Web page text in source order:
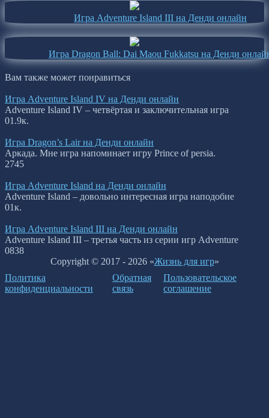
Игра Adventure Island III на Денди онлайн
Игра Dragon Ball: Dai Maou Fukkatsu на Денди
Вам также может понравиться
Игра Adventure Island IV на Денди онлайн
Adventure Island IV – четвёртая и заключительная игра
01.9к.
Игра Dragon’s Lair на Денди онлайн
Аркада. Мне игра напоминает игру Prince of persia.
2745
Игра Adventure Island на Денди онлайн
Adventure Island – довольно интересная игра наподобие
01к.
Игра Adventure Island III на Денди онлайн
Adventure Island III – третья часть из серии игр Adventure
0838
Copyright © 2017 - 2026 «Жизнь для игр»
Политика
конфиденциальности
Обратная
связь
Пользовательское
соглашение